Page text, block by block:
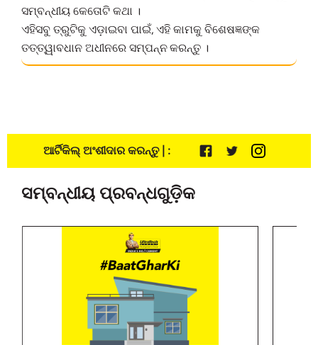
ସମ୍ବନ୍ଧୀୟ କେତୋଟି କଥା ।
ଏହିସବୁ ତ୍ରୁଟିକୁ ଏଡ଼ାଇବା ପାଇଁ, ଏହି କାମକୁ ବିଶେଷଜ୍ଞଙ୍କ
ତତ୍ତ୍ୱାବଧାନ ଅଧୀନରେ ସମ୍ପନ୍ନ କରନ୍ତୁ ।
ଆର୍ଟିକିଲ୍ ଅଂଶୀଦାର କରନ୍ତୁ | :
ସମ୍ବନ୍ଧୀୟ ପ୍ରବନ୍ଧଗୁଡ଼ିକ